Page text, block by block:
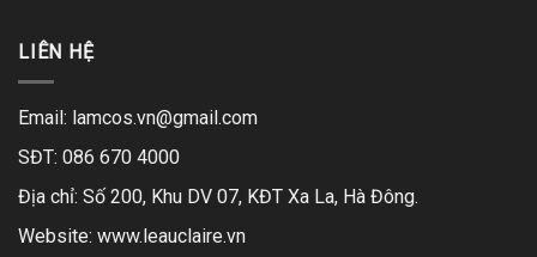
LIÊN HỆ
Email: lamcos.vn@gmail.com
SĐT: 086 670 4000
Địa chỉ: Số 200, Khu DV 07, KĐT Xa La, Hà Đông.
Website: www.leauclaire.vn